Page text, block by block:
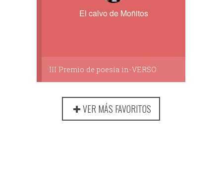
El calvo de Moñitos
III Premio de poesía in-VERSO
VER MÁS FAVORITOS